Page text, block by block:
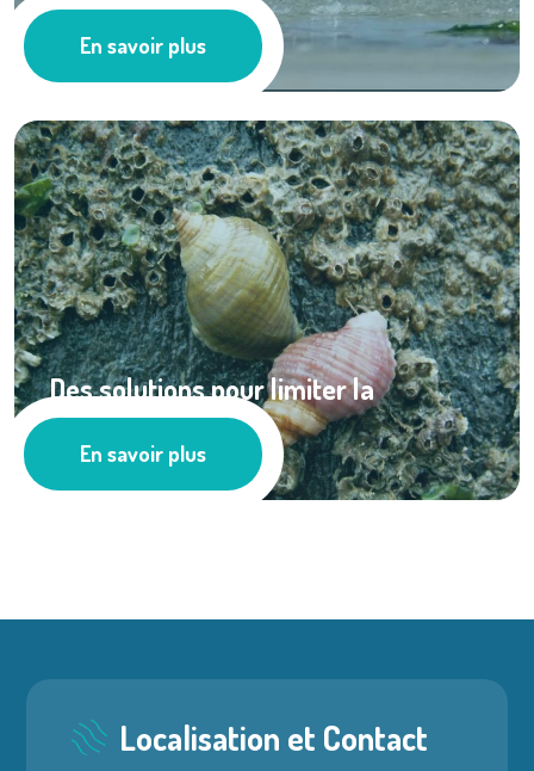
Pie ...
Ressources documentaires
En savoir plus
Des solutions pour limiter la
prédation des ...
Ressources documentaires
En savoir plus
Localisation et Contact